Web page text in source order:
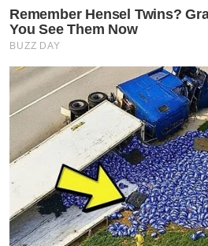
Remember Hensel Twins?
You See Them Now
BUZZ DAY